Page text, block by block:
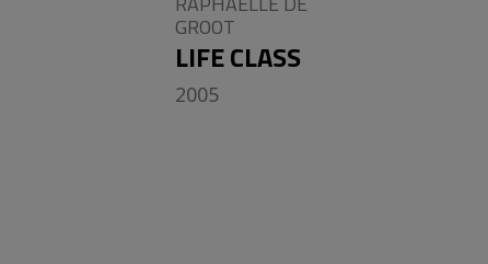
GROOT
LIFE CLASS
2005